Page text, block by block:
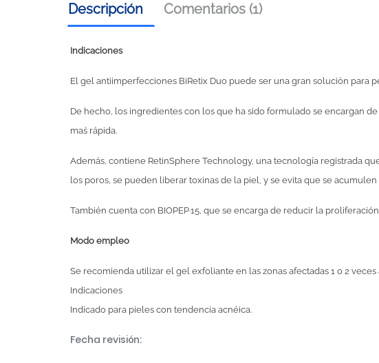
Descripción Comentarios (1)
Indicaciones
El gel antiimperfecciones BiRetix Duo puede ser una gran solución para
De hecho, los ingredientes con los que ha sido formulado se encargan
maś rápida.
Además, contiene RetinSphere Technology, una tecnología registrada
los poros, se pueden liberar toxinas de la piel, y se evita que se acumulen
También cuenta con BIOPEP·15, que se encarga de reducir la
Modo empleo
Se recomienda utilizar el gel exfoliante en las zonas afectadas 1 o 2
Indicaciones
Indicado para pieles con tendencia acnéica.
Fecha revisión: